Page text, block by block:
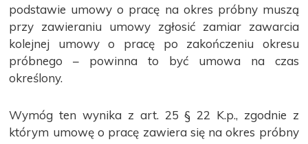
podstawie umowy o pracę na okres próbny muszą
przy zawieraniu umowy zgłosić zamiar zawarcia
kolejnej umowy o pracę po zakończeniu okresu
próbnego – powinna to być umowa na czas
określony.
Wymóg ten wynika z art. 25 § 22 K.p., zgodnie z
którym umowę o pracę zawiera się na okres próbny